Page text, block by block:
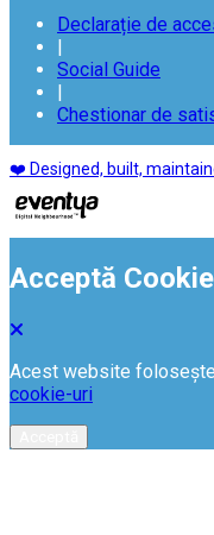
Declarație de
|
Social Guide
|
Chestionar de
❤️ Designed, built,
Acceptă
Acest website
cookie-uri